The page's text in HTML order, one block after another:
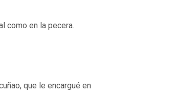
como en la pecera.
que le encargué en